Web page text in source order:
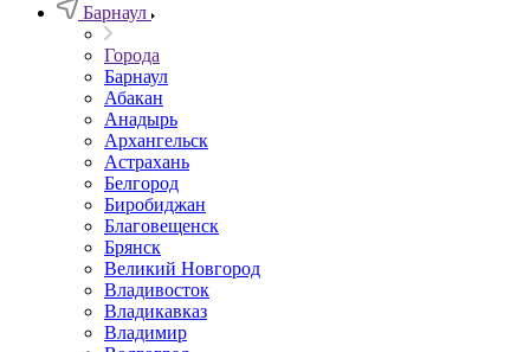
Барнаул
Города
Барнаул
Абакан
Анадырь
Архангельск
Астрахань
Белгород
Биробиджан
Благовещенск
Брянск
Великий Новгород
Владивосток
Владикавказ
Владимир